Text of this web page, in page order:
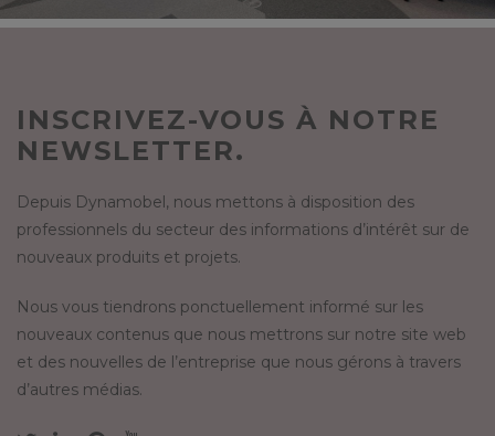
INSCRIVEZ-VOUS À NOTRE
NEWSLETTER.
Depuis Dynamobel, nous mettons à disposition des
professionnels du secteur des informations d’intérêt sur de
nouveaux produits et projets.
Nous vous tiendrons ponctuellement informé sur les
nouveaux contenus que nous mettrons sur notre site web
et des nouvelles de l’entreprise que nous gérons à travers
d’autres médias.